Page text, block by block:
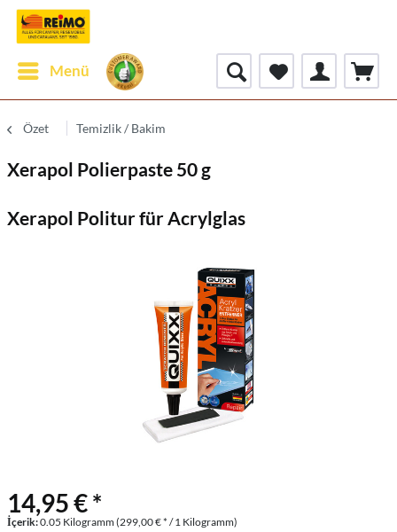
Menü
Özet Temizlik / Bakim
Xerapol Polierpaste 50 g
Xerapol Politur für Acrylglas
14,95 € *
İçerik:0.05 Kilogramm (299,00 € * / 1 Kilogramm)